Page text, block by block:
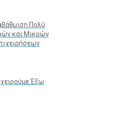
Πολύ
και Μικρών
Έξω